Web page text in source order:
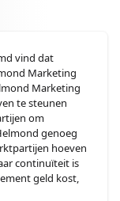
vind dat
Marketing
Marketing
te steunen
om
genoeg
hoeven
continuïteit is
geld kost,